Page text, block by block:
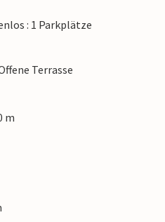
: 1 Parkplätze
Terrasse
m